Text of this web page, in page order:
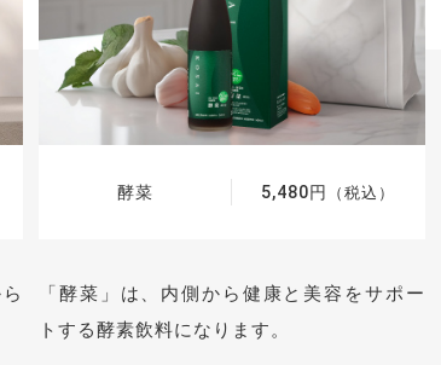
酵菜 5,480円 （税込）
「酵菜」は、内側から健康と美容をサポー
トする酵素飲料になります。